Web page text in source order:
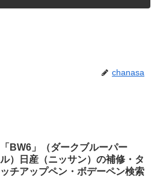
chanasa
「BW6」（ダークブルーパー
ル）日産（ニッサン）の補修・タ
ッチアップペン・ボデーペン検索